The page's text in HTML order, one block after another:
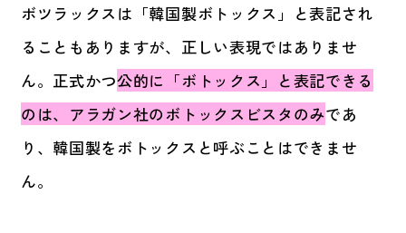
ボツラックスは「韓国製ボトックス」と表記され
ることもありますが、正しい表現ではありませ
ん。正式かつ公的に「ボトックス」と表記できる
のは、アラガン社のボトックスビスタのみであ
り、韓国製をボトックスと呼ぶことはできませ
ん。